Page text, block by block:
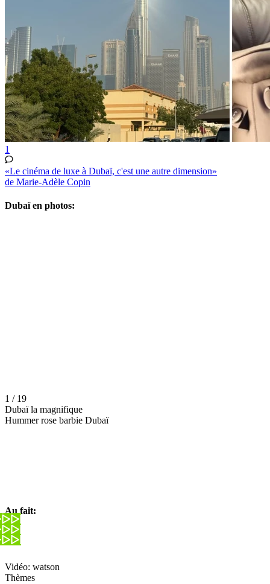
1
«Le cinéma de luxe à Dubaï, c'est une autre dimension»
de Marie-Adèle Copin
Dubaï en photos:
1 / 19
Dubaï la magnifique
Hummer rose barbie Dubaï
Au fait:
Vidéo: watson
Thèmes